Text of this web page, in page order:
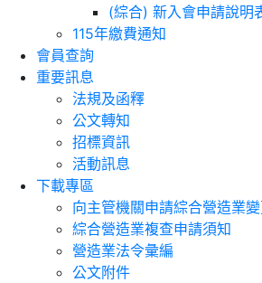
(綜合) 新入會申請說明
115年繳費通知
會員查詢
重要訊息
法規及函釋
公文轉知
招標資訊
活動訊息
下載專區
向主管機關申請綜合營造業
綜合營造業複查申請須知
營造業法令彙編
公文附件